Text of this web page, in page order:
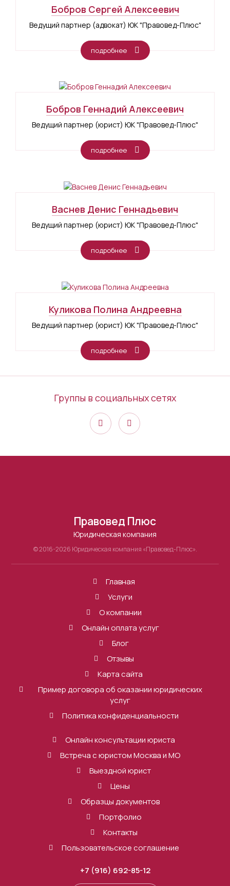
Бобров Сергей Алексеевич
Ведущий партнер (адвокат) ЮК "Правовед-Плюс"
подробнее
Бобров Геннадий Алексеевич
Ведущий партнер (юрист) ЮК "Правовед-Плюс"
подробнее
Васнев Денис Геннадьевич
Ведущий партнер (юрист) ЮК "Правовед-Плюс"
подробнее
Куликова Полина Андреевна
Ведущий партнер (юрист) ЮК "Правовед-Плюс"
подробнее
Группы в социальных сетях
Правовед Плюс
Юридическая компания
© 2016-2026 Юридическая компания «Правовед-Плюс».
Главная
Услуги
О компании
Онлайн оплата услуг
Блог
Отзывы
Карта сайта
Пример договора об оказании юридических
услуг
Политика конфиденциальности
Онлайн консультации юриста
Встреча с юристом Москва и МО
Выездной юрист
Цены
Образцы документов
Портфолио
Контакты
Пользовательское соглашение
+7 (916) 692-85-12